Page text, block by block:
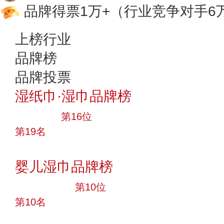
品牌得票1万+ （行业竞争对手6
上榜行业
品牌榜
品牌投票
湿纸巾·湿巾品牌榜
第16位
第19名
婴儿湿巾品牌榜
第10位
第10名